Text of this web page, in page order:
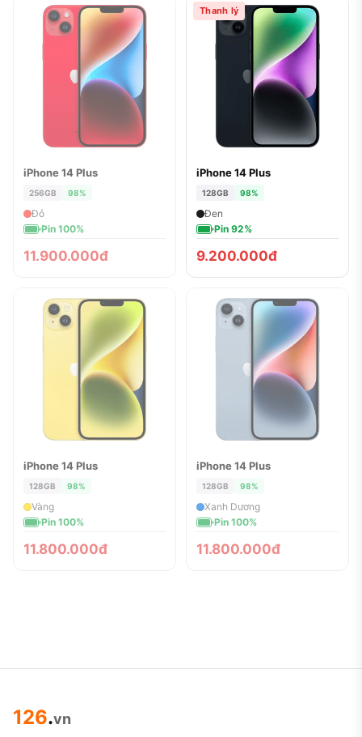
ĐÃ BÁN
iPhone 14 Plus
256GB 98%
Đỏ
Pin 100%
11.900.000đ
Thanh lý
iPhone 14 Plus
128GB 98%
Đen
Pin 92%
9.200.000đ
ĐÃ BÁN
iPhone 14 Plus
128GB 98%
Vàng
Pin 100%
11.800.000đ
ĐÃ BÁN
iPhone 14 Plus
128GB 98%
Xanh Dương
Pin 100%
11.800.000đ
126.vn